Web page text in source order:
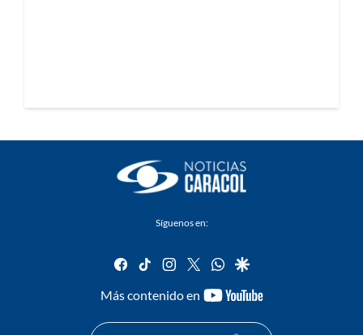
Síguenos en:
facebook
tiktok instagram
twitterwhatsapp
google
Más contenido en
youtube-